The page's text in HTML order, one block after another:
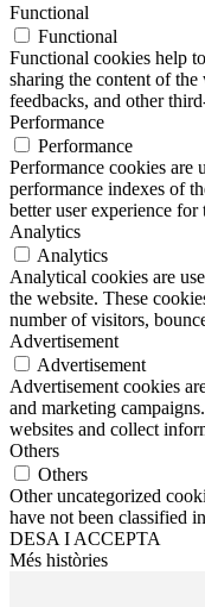
Functional
Functional
Functional cookies help
sharing the content of
feedbacks, and other
Performance
Performance
Performance cookies are
performance indexes of
better user experience for
Analytics
Analytics
Analytical cookies are
the website. These
number of visitors,
Advertisement
Advertisement
Advertisement cookies
and marketing
websites and collect
Others
Others
Other uncategorized
have not been classified
DESA I ACCEPTA
Més històries